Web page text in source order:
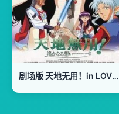
剧场版 天地无用！in LOVE2：遥远的思念